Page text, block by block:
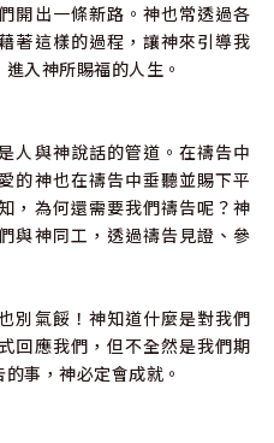
開出一條新路。神也常透過各
著這樣的過程，讓神來引導我
入神所賜福的人生。
人與神說話的管道。在禱告中
的神也在禱告中垂聽並賜下平
，為何還需要我們禱告呢？神
與神同工，透過禱告見證、參
別氣餒！神知道什麼是對我們
回應我們，但不全然是我們期
事，神必定會成就。